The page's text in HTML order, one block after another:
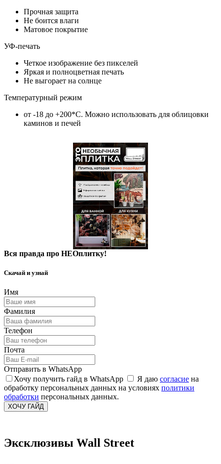
Прочная защита
Не боится влаги
Матовое покрытие
УФ-печать
Четкое изображение без пикселей
Яркая и полноцветная печать
Не выгорает на солнце
Температурный режим
от -18 до +200*C. Можно использовать для облицовки
каминов и печей
Вся правда про НЕОплитку!
Скачай и узнай
Имя
Фамилия
Телефон
Почта
Отправить в WhatsApp
Хочу получить гайд в WhatsApp
Я даю согласие на
обработку персональных данных на условиях политики
обработки персональных данных.
ХОЧУ ГАЙД
Эксклюзивы Wall Street